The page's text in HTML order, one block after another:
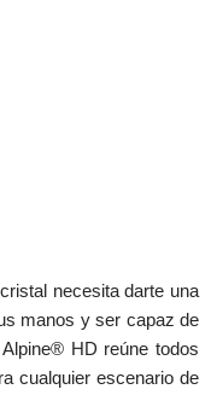
necesita darte una
manos y ser capaz de
HD reúne todos
cualquier escenario de